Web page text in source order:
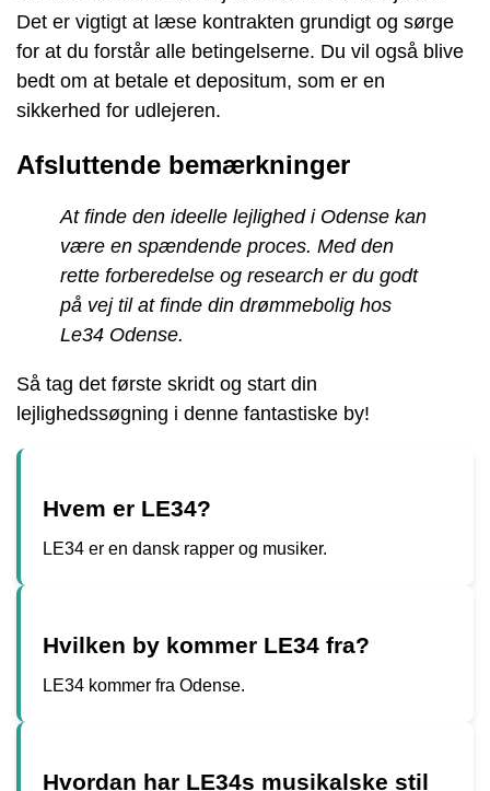
Det er vigtigt at læse kontrakten grundigt og sørge
for at du forstår alle betingelserne. Du vil også blive
bedt om at betale et depositum, som er en
sikkerhed for udlejeren.
Afsluttende bemærkninger
At finde den ideelle lejlighed i Odense kan
være en spændende proces. Med den
rette forberedelse og research er du godt
på vej til at finde din drømmebolig hos
Le34 Odense.
Så tag det første skridt og start din
lejlighedssøgning i denne fantastiske by!
Hvem er LE34?
LE34 er en dansk rapper og musiker.
Hvilken by kommer LE34 fra?
LE34 kommer fra Odense.
Hvordan har LE34s musikalske stil